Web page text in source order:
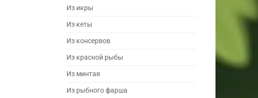
Из икры
Из кеты
Из консервов
Из красной рыбы
Из минтая
Из рыбного фарша